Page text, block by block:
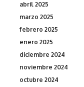
abril 2025
marzo 2025
febrero 2025
enero 2025
diciembre 2024
noviembre 2024
octubre 2024